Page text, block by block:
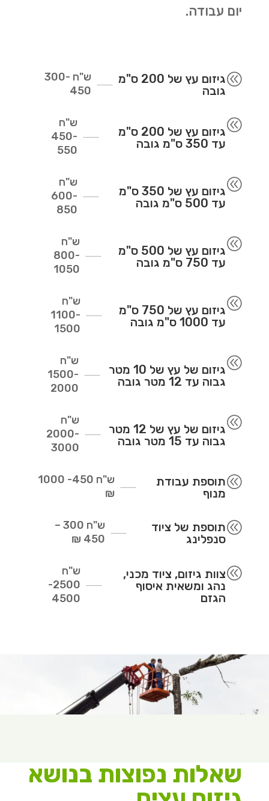
יום עבודה.
@
גיזום עץ של 200 ס"מ
גובה
ש"ח 300-
450
@
גיזום עץ של 200 ס"מ
עד 350 ס"מ גובה
ש"ח
450-
550
@
גיזום עץ של 350 ס"מ
עד 500 ס"מ גובה
ש"ח
600-
850
@
גיזום עץ של 500 ס"מ
עד 750 ס"מ גובה
ש"ח
800-
1050
@
גיזום עץ של 750 ס"מ
עד 1000 ס"מ גובה
ש"ח
1100-
1500
@
גיזום של עץ של 10 מטר
גבוה עד 12 מטר גובה
ש"ח
1500-
2000
@
גיזום של עץ של 12 מטר
גבוה עד 15 מטר גובה
ש"ח
2000-
3000
@תוספת עבודת
מנוף
ש"ח
450- 1000
₪
@תוספת של ציוד
סנפלינג
ש"ח
300 –
450 ₪
@צוות גיזום, ציוד מכני,
נהג ומשאית איסוף
הגזם
ש"ח
2500-
4500
שאלות נפוצות בנושא